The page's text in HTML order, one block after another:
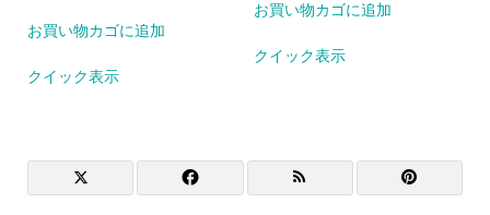
お買い物カゴに追加
クイック表示
お買い物カゴに追加
クイック表示